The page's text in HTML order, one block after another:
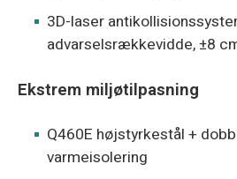
3D-laser
advarselsrækkevidde, ±8
Ekstrem miljøtilpasning
Q460E højstyrkestål +
varmeisolering